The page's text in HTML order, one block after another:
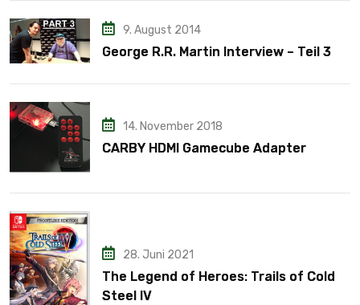
9. August 2014
George R.R. Martin Interview – Teil 3
14. November 2018
CARBY HDMI Gamecube Adapter
28. Juni 2021
The Legend of Heroes: Trails of Cold
Steel IV